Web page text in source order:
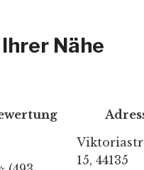
Nähe
15, 44135